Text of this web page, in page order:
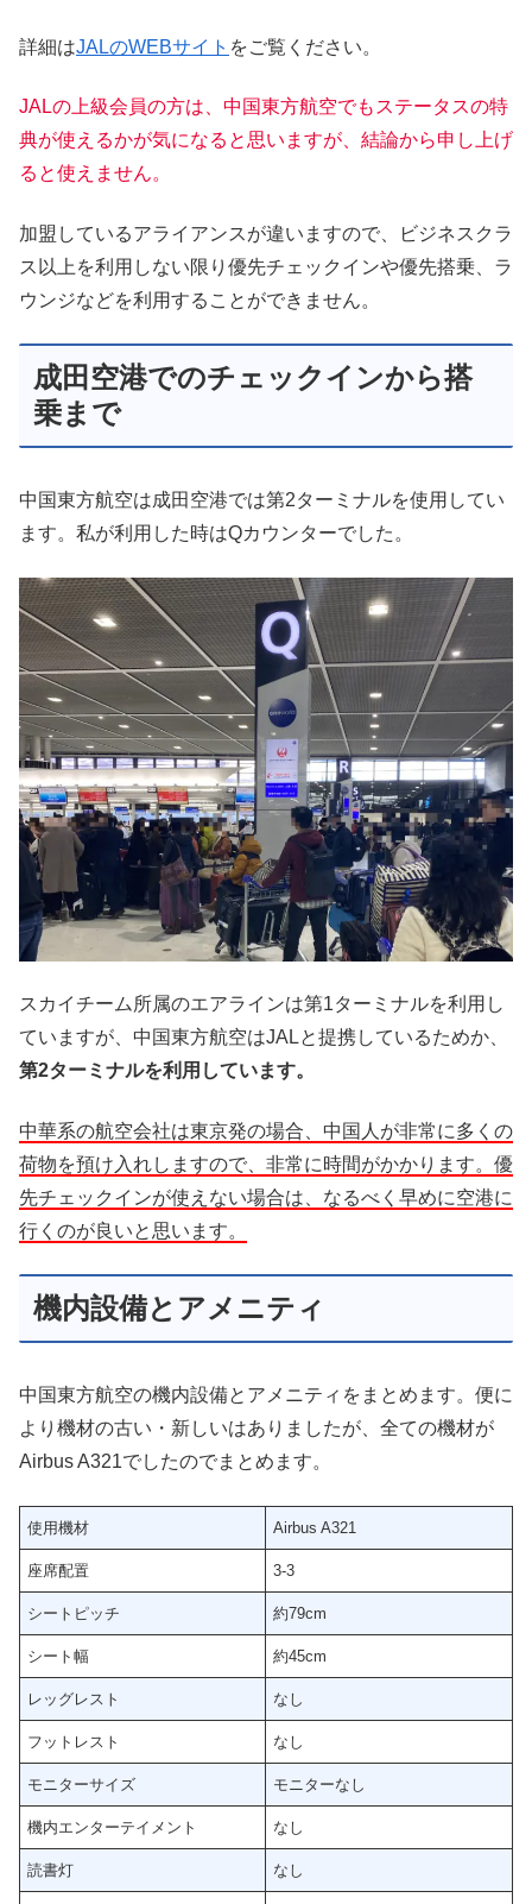
詳細はJALのWEBサイト をご覧ください。
JALの上級会員の方は、中国東方航空でもステータスの特
典が使えるかが気になると思いますが、結論から申し上げ
ると使えません。
加盟しているアライアンスが違いますので、ビジネスクラ
ス以上を利用しない限り優先チェックインや優先搭乗、ラ
ウンジなどを利用することができません。
成田空港でのチェックインから搭
乗まで
中国東方航空は成田空港では第2ターミナルを使用してい
ます。私が利用した時はQカウンターでした。
スカイチーム所属のエアラインは第1ターミナルを利用し
ていますが、中国東方航空はJALと提携しているためか、
第2ターミナルを利用しています。
中華系の航空会社は東京発の場合、中国人が非常に多くの
荷物を預け入れしますので、非常に時間がかかります。優
先チェックインが使えない場合は、なるべく早めに空港に
行くのが良いと思います。
機内設備とアメニティ
中国東方航空の機内設備とアメニティをまとめます。便に
より機材の古い・新しいはありましたが、全ての機材が
Airbus A321でしたのでまとめます。
使用機材 Airbus A321
座席配置 3-3
シートピッチ 約79cm
シート幅 約45cm
レッグレスト なし
フットレスト なし
モニターサイズ モニターなし
機内エンターテイメント なし
読書灯 なし